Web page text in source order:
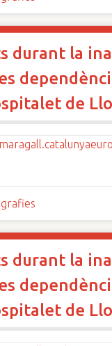
durant la
de
durant la
de